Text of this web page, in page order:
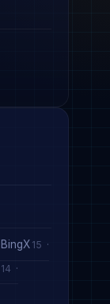
BingX 15
14